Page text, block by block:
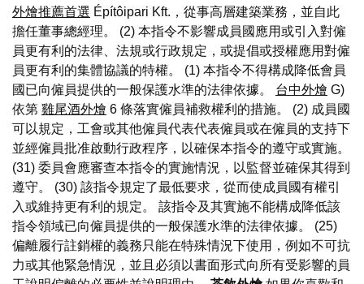
外燴推薦首選 Építôipari Kft.，從事高層建築業務，並自此
擔任董事總經理。 (2) 本指令不影響成員國應用或引入對僱
員更有利的法律、法規或行政規定，或提倡或授權應用對僱
員更有利的集體協議的特權。 (1) 本指令不得構成降低會員
國已向僱員提供的一般保護水準的法律依據。 台中外燴 G)
依第 雞尾酒外燴 6 條落實僱員補救權利的措施。 (2) 成員國
可以規定，工會或其他僱員代表代表僱員或在僱員的支持下
並經僱員批准啟動行政程序，以確保本指令的遵守或實施。
(31) 委員會應審查本指令的實施情況，以監督並確保其得到
遵守。 (30) 該指令規定了最低要求，從而使成員國有權引
入或維持更有利的規定。 該指令及其實施不能構成降低該
指令領域已向僱員提供的一般保護水準的法律依據。 (25)
偏離履行註銷權的義務只能在特殊情況下使用，例如不可抗
力或其他緊急情況，並且必須以書面形式向所有受影響的員